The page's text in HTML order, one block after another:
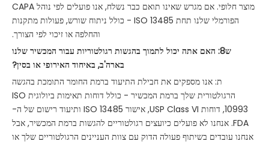
מוצר חלופי. אם מגרש שאינו תואם כבר נשלח, אנו פועלים לפי נוהל CAPA
הפורמלי שלנו תחת ISO 13485 - כולל ניתוח שורש, פעולות מתקנות
והחלפה או זיכוי לפי הצורך.
ש8: האם אתה יכול לתמוך בהגשות רגולטוריות עבור המכשיר שלנו
בארה'ב, באיחוד האירופי או בסין?
ת: אנו מספקים את חבילת התיעוד ברמת החומר התומכת בהגשה
הרגולטורית שלך ברמת המכשיר - כולל דוחות תאימות ביולוגית ISO
10993, דוחות USP Class VI, אישור ISO 13485 ותיעוד רישום של ה-
FDA. אנחנו לא פועלים כיועצים רגולטוריים להגשות ברמת המכשיר, אבל
אנחנו עובדים בשיתוף פעולה הדוק עם צוות העניינים הרגולטוריים שלך או